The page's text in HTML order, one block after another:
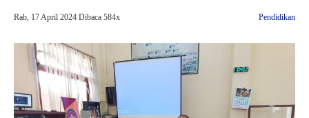
Rab, 17 April 2024 Dibaca 584x Pendidikan